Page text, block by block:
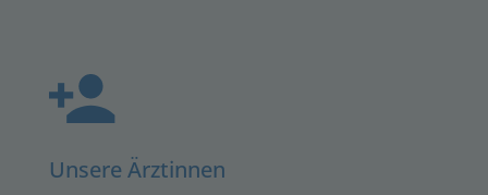
Unsere Ärztinnen